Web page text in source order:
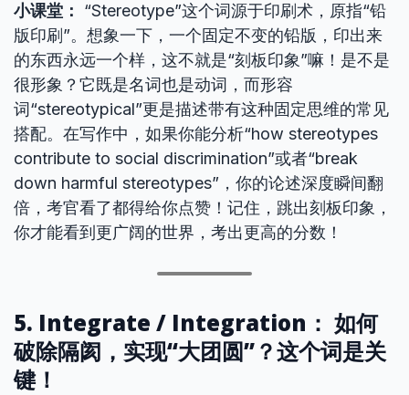
小课堂：
“Stereotype”这个词源于印刷术，原指“铅
版印刷”。想象一下，一个固定不变的铅版，印出来
的东西永远一个样，这不就是“刻板印象”嘛！是不是
很形象？它既是名词也是动词，而形容
词“stereotypical”更是描述带有这种固定思维的常见
搭配。在写作中，如果你能分析“how stereotypes
contribute to social discrimination”或者“break
down harmful stereotypes”，你的论述深度瞬间翻
倍，考官看了都得给你点赞！记住，跳出刻板印象，
你才能看到更广阔的世界，考出更高的分数！
5. Integrate / Integration： 如何
破除隔阂，实现“大团圆”？这个词是关
键！